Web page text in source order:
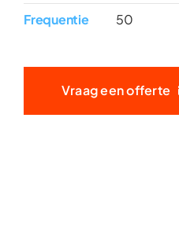
Frequentie
50
Vraag een offerte